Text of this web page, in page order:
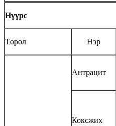
Нүүрс
Төрөл Нэр
Антрацит
Коксжих